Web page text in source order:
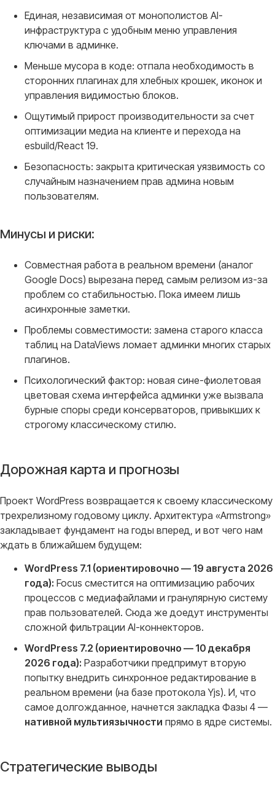
Единая, независимая от монополистов AI-
инфраструктура с удобным меню управления
ключами в админке.
Меньше мусора в коде: отпала необходимость в
сторонних плагинах для хлебных крошек, иконок и
управления видимостью блоков.
Ощутимый прирост производительности за счет
оптимизации медиа на клиенте и перехода на
esbuild/React 19.
Безопасность: закрыта критическая уязвимость со
случайным назначением прав админа новым
пользователям.
Минусы и риски:
Совместная работа в реальном времени (аналог
Google Docs) вырезана перед самым релизом из-за
проблем со стабильностью. Пока имеем лишь
асинхронные заметки.
Проблемы совместимости: замена старого класса
таблиц на DataViews ломает админки многих старых
плагинов.
Психологический фактор: новая сине-фиолетовая
цветовая схема интерфейса админки уже вызвала
бурные споры среди консерваторов, привыкших к
строгому классическому стилю.
Дорожная карта и прогнозы
Проект WordPress возвращается к своему классическому
трехрелизному годовому циклу. Архитектура «Armstrong»
закладывает фундамент на годы вперед, и вот чего нам
ждать в ближайшем будущем:
WordPress 7.1 (ориентировочно — 19 августа 2026
года): Focus сместится на оптимизацию рабочих
процессов с медиафайлами и гранулярную систему
прав пользователей. Сюда же доедут инструменты
сложной фильтрации AI-коннекторов.
WordPress 7.2 (ориентировочно — 10 декабря
2026 года): Разработчики предпримут вторую
попытку внедрить синхронное редактирование в
реальном времени (на базе протокола Yjs). И, что
самое долгожданное, начнется закладка Фазы 4 —
нативной мультиязычности прямо в ядре системы.
Стратегические выводы